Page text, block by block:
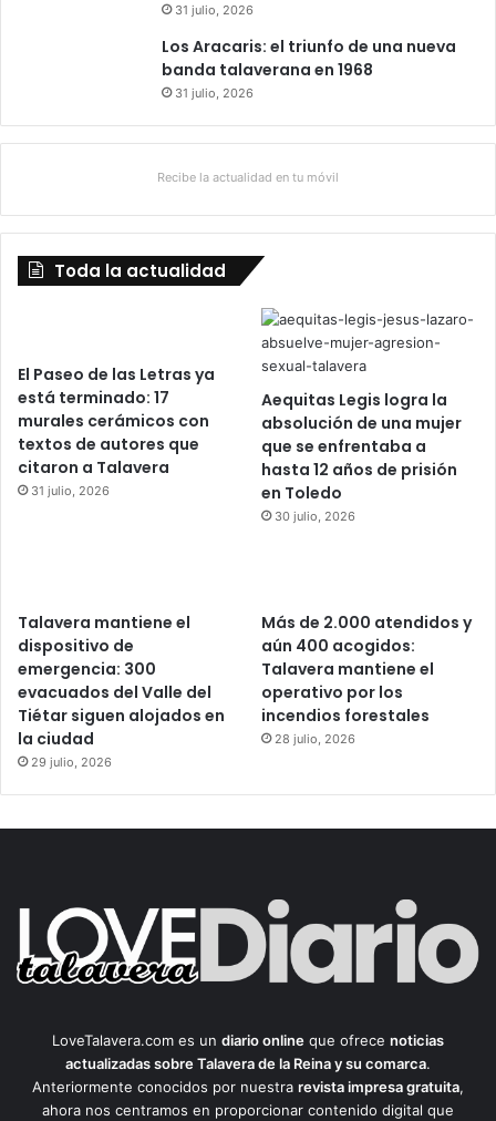
31 julio, 2026
Los Aracaris: el triunfo de una nueva
banda talaverana en 1968
31 julio, 2026
Recibe la actualidad en tu móvil
Toda la actualidad
El Paseo de las Letras ya
está terminado: 17
murales cerámicos con
textos de autores que
citaron a Talavera
31 julio, 2026
Aequitas Legis logra la
absolución de una mujer
que se enfrentaba a
hasta 12 años de prisión
en Toledo
30 julio, 2026
Talavera mantiene el
dispositivo de
emergencia: 300
evacuados del Valle del
Tiétar siguen alojados en
la ciudad
29 julio, 2026
Más de 2.000 atendidos y
aún 400 acogidos:
Talavera mantiene el
operativo por los
incendios forestales
28 julio, 2026
LoveTalavera.com es un diario online que ofrece noticias
actualizadas sobre Talavera de la Reina y su comarca.
Anteriormente conocidos por nuestra revista impresa gratuita,
ahora nos centramos en proporcionar contenido digital que